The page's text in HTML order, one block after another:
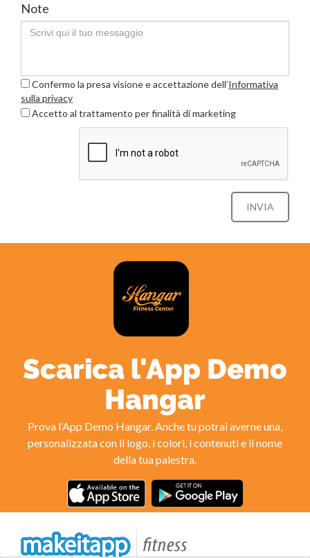
Note
Confermo la presa visione e accettazione dell’Informativa
sulla privacy
Accetto al trattamento per finalità di marketing
INVIA
Scarica l'App Demo
Hangar
Prova l’App Demo Hangar. Anche tu potrai averne una,
personalizzata con il logo, i colori, i contenuti e il nome
della tua palestra.